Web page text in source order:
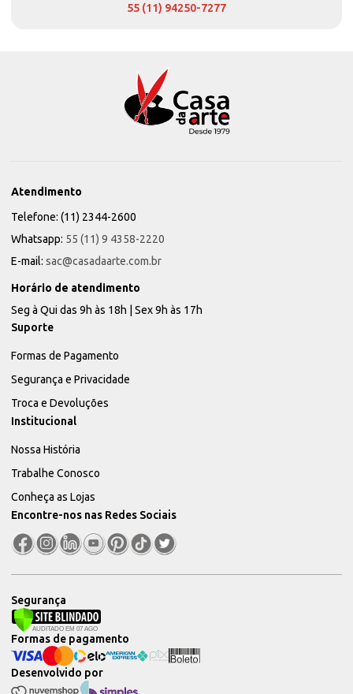
55 (11) 94250-7277
Atendimento
Telefone: (11) 2344-2600
Whatsapp: 55 (11) 9 4358-2220
E-mail: sac@casadaarte.com.br
Horário de atendimento
Seg à Qui das 9h às 18h | Sex 9h às 17h
Suporte
Formas de Pagamento
Segurança e Privacidade
Troca e Devoluções
Institucional
Nossa História
Trabalhe Conosco
Conheça as Lojas
Encontre-nos nas Redes Sociais
Segurança
Desenvolvido por
Formas de pagamento